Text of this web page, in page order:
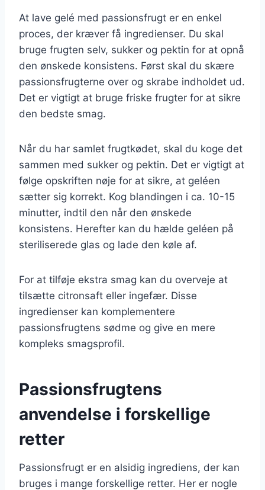
At lave gelé med passionsfrugt er en enkel
proces, der kræver få ingredienser. Du skal
bruge frugten selv, sukker og pektin for at opnå
den ønskede konsistens. Først skal du skære
passionsfrugterne over og skrabe indholdet ud.
Det er vigtigt at bruge friske frugter for at sikre
den bedste smag.
Når du har samlet frugtkødet, skal du koge det
sammen med sukker og pektin. Det er vigtigt at
følge opskriften nøje for at sikre, at geléen
sætter sig korrekt. Kog blandingen i ca. 10-15
minutter, indtil den når den ønskede
konsistens. Herefter kan du hælde geléen på
steriliserede glas og lade den køle af.
For at tilføje ekstra smag kan du overveje at
tilsætte citronsaft eller ingefær. Disse
ingredienser kan komplementere
passionsfrugtens sødme og give en mere
kompleks smagsprofil.
Passionsfrugtens
anvendelse i forskellige
retter
Passionsfrugt er en alsidig ingrediens, der kan
bruges i mange forskellige retter. Her er nogle